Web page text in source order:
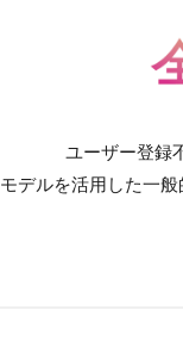
ユーザー登録
モデルを活用した一